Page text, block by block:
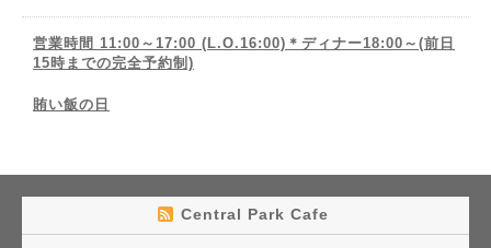
営業時間 11:00～17:00 (L.O.16:00)＊ディナー18:00～(前日
15時までの完全予約制)
賄い飯の日
Central Park Cafe